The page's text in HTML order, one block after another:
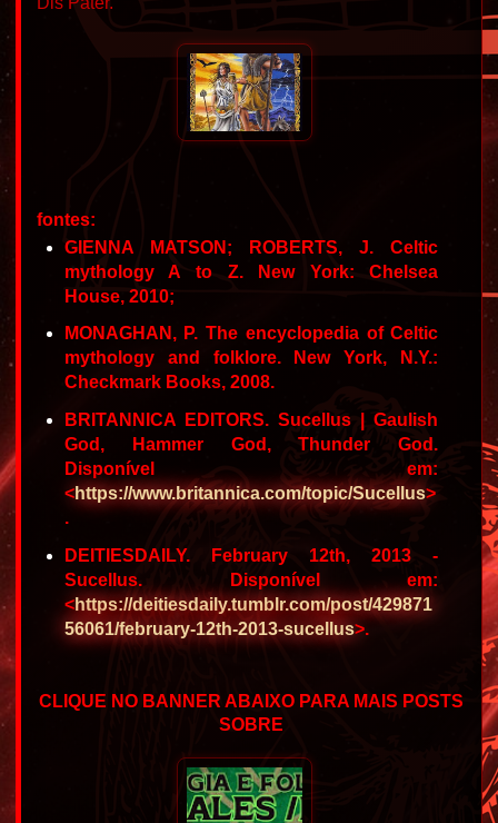
fontes:
GIENNA MATSON; ROBERTS, J. Celtic
mythology A to Z. New York: Chelsea
House, 2010;
MONAGHAN, P. The encyclopedia of Celtic
mythology and folklore. New York, N.Y.:
Checkmark Books, 2008.
BRITANNICA EDITORS. Sucellus | Gaulish
God, Hammer God, Thunder God.
Disponível em:
<https://www.britannica.com/topic/Sucellus>
.
DEITIESDAILY. February 12th, 2013 -
Sucellus. Disponível em:
<https://deitiesdaily.tumblr.com/post/429871
56061/february-12th-2013-sucellus>.
CLIQUE NO BANNER ABAIXO PARA MAIS POSTS
SOBRE